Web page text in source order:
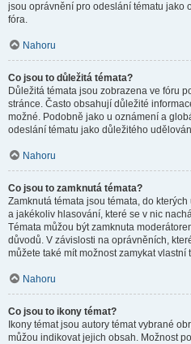
jsou oprávnění pro odeslání tématu jako
fóra.
Nahoru
Co jsou to důležitá témata?
Důležitá témata jsou zobrazena ve fóru
stránce. Často obsahují důležité
možné. Podobně jako u oznámení a
odeslání tématu jako důležitého
Nahoru
Co jsou to zamknutá témata?
Zamknutá témata jsou témata, do
a jakékoliv hlasování, které se v nic
Témata můžou být zamknuta
důvodů. V závislosti na oprávněních,
můžete také mít možnost zamykat vlastní
Nahoru
Co jsou to ikony témat?
Ikony témat jsou autory témat vybrané
můžou indikovat jejich obsah. Možnost